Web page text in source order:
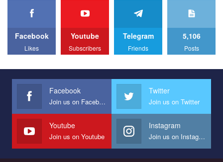
We appeal to your support and ask to help us implement our plan
All you have to do is to press "Like" below the video.
Эмоционально сильный ролик от команды "Гей-альянс
представляющий программу развития организации.
Мы просим вас поддержать нас и помочь нам реализовать
наш план по борьбе с насилием и дискриминацией на почве
СОГИ в Украине.
Все, что вам нужно сделать - это зайти на наш канал YouTube
по этой ссылке и поставить лайк под видео.
Facebook
Likes
Youtube
Subscribers
Telegram
Friends
5,106
Posts
Facebook
Join us on Facebook
Twitter
Join us on Twitter
Youtube
Join us on Youtube
Instagram
Join us on Instagram